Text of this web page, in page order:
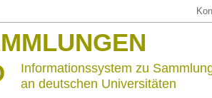
Informationssystem zu
an deutschen Universitäten